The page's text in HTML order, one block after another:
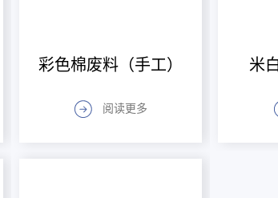
彩色棉废料（手工）
阅读更多
米